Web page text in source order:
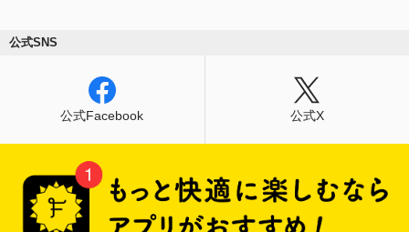
公式SNS
公式Facebook 公式X